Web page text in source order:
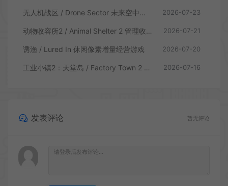
无人机战区 / Drone Sector 未来空中炮艇游戏 2026-07-23
动物收容所2 / Animal Shelter 2 管理收容模拟游戏 2026-07-21
诱渔 / Lured In 休闲像素增量经营游戏 2026-07-20
工业小镇2：天堂岛 / Factory Town 2 Paradise 自动流水线模拟游戏 2026-07-16
发表评论 暂无评论